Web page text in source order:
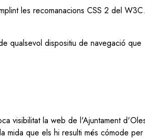
les recomanacions CSS 2 del W3C.
qualsevol dispositiu de navegació que
visibilitat la web de l'Ajuntament
mida que els hi resulti més cómode per